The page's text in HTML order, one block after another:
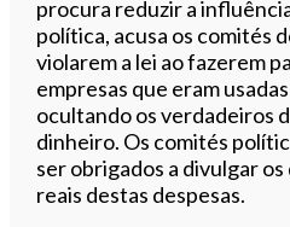
procura reduzir a
política, acusa os comités
violarem a lei ao fazerem
empresas que eram
ocultando os verdadeiros
dinheiro. Os comités
ser obrigados a divulgar
reais destas despesas.